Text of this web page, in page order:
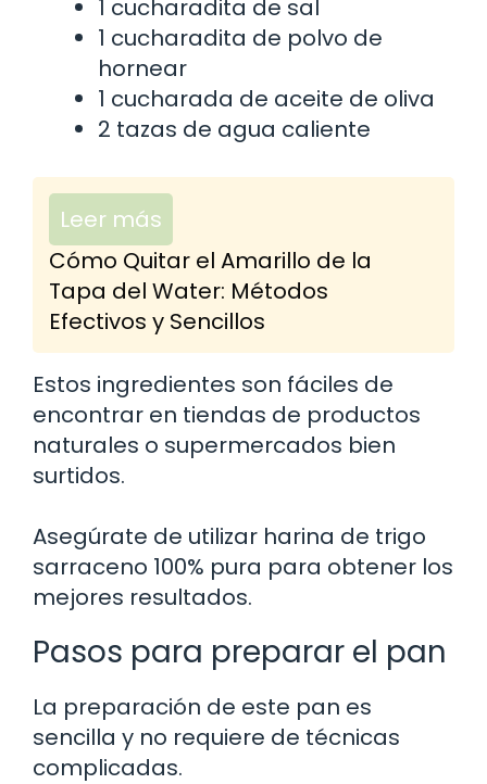
1 cucharadita de sal
1 cucharadita de polvo de
hornear
1 cucharada de aceite de oliva
2 tazas de agua caliente
Leer más
Cómo Quitar el Amarillo de la
Tapa del Water: Métodos
Efectivos y Sencillos
Estos ingredientes son fáciles de
encontrar en tiendas de productos
naturales o supermercados bien
surtidos.
Asegúrate de utilizar harina de trigo
sarraceno 100% pura para obtener los
mejores resultados.
Pasos para preparar el pan
La preparación de este pan es
sencilla y no requiere de técnicas
complicadas.